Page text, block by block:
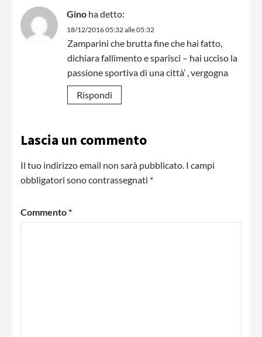
Gino ha detto:
18/12/2016 05:32 alle 05:32
Zamparini che brutta fine che hai fatto,
dichiara fallimento e sparisci – hai ucciso la
passione sportiva di una città’ , vergogna
Rispondi
Lascia un commento
Il tuo indirizzo email non sarà pubblicato. I campi
obbligatori sono contrassegnati *
Commento*